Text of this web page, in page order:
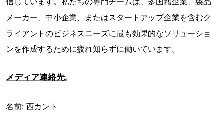
メーカー、中小企業、またはスタートアップ企業を含むク
ライアントのビジネスニーズに最も効果的なソリューショ
ンを作成するために疲れ知らずに働いています。
メディア連絡先:
名前: 西カント